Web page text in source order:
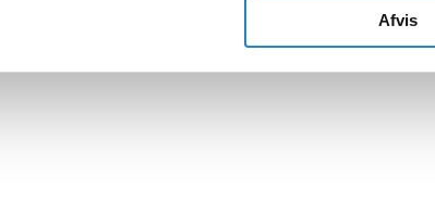
Afvis